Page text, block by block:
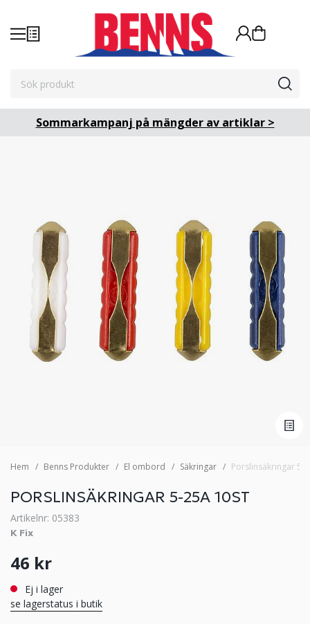
Sommarkampanj på mängder av artiklar >
Hem Benns Produkter El ombord Säkringar Porslinsäkringar 5-
PORSLINSÄKRINGAR 5-25A 10ST
Artikelnr: 05383
K Fix
46 kr
Ej i lager
se lagerstatus i butik